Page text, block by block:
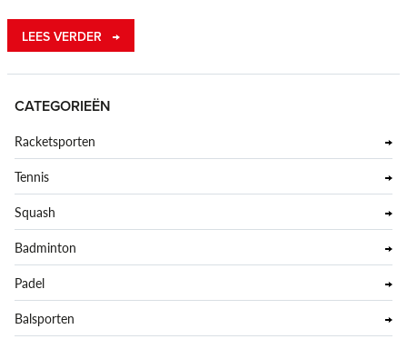
LEES VERDER
CATEGORIEËN
Racketsporten
Tennis
Squash
Badminton
Padel
Balsporten